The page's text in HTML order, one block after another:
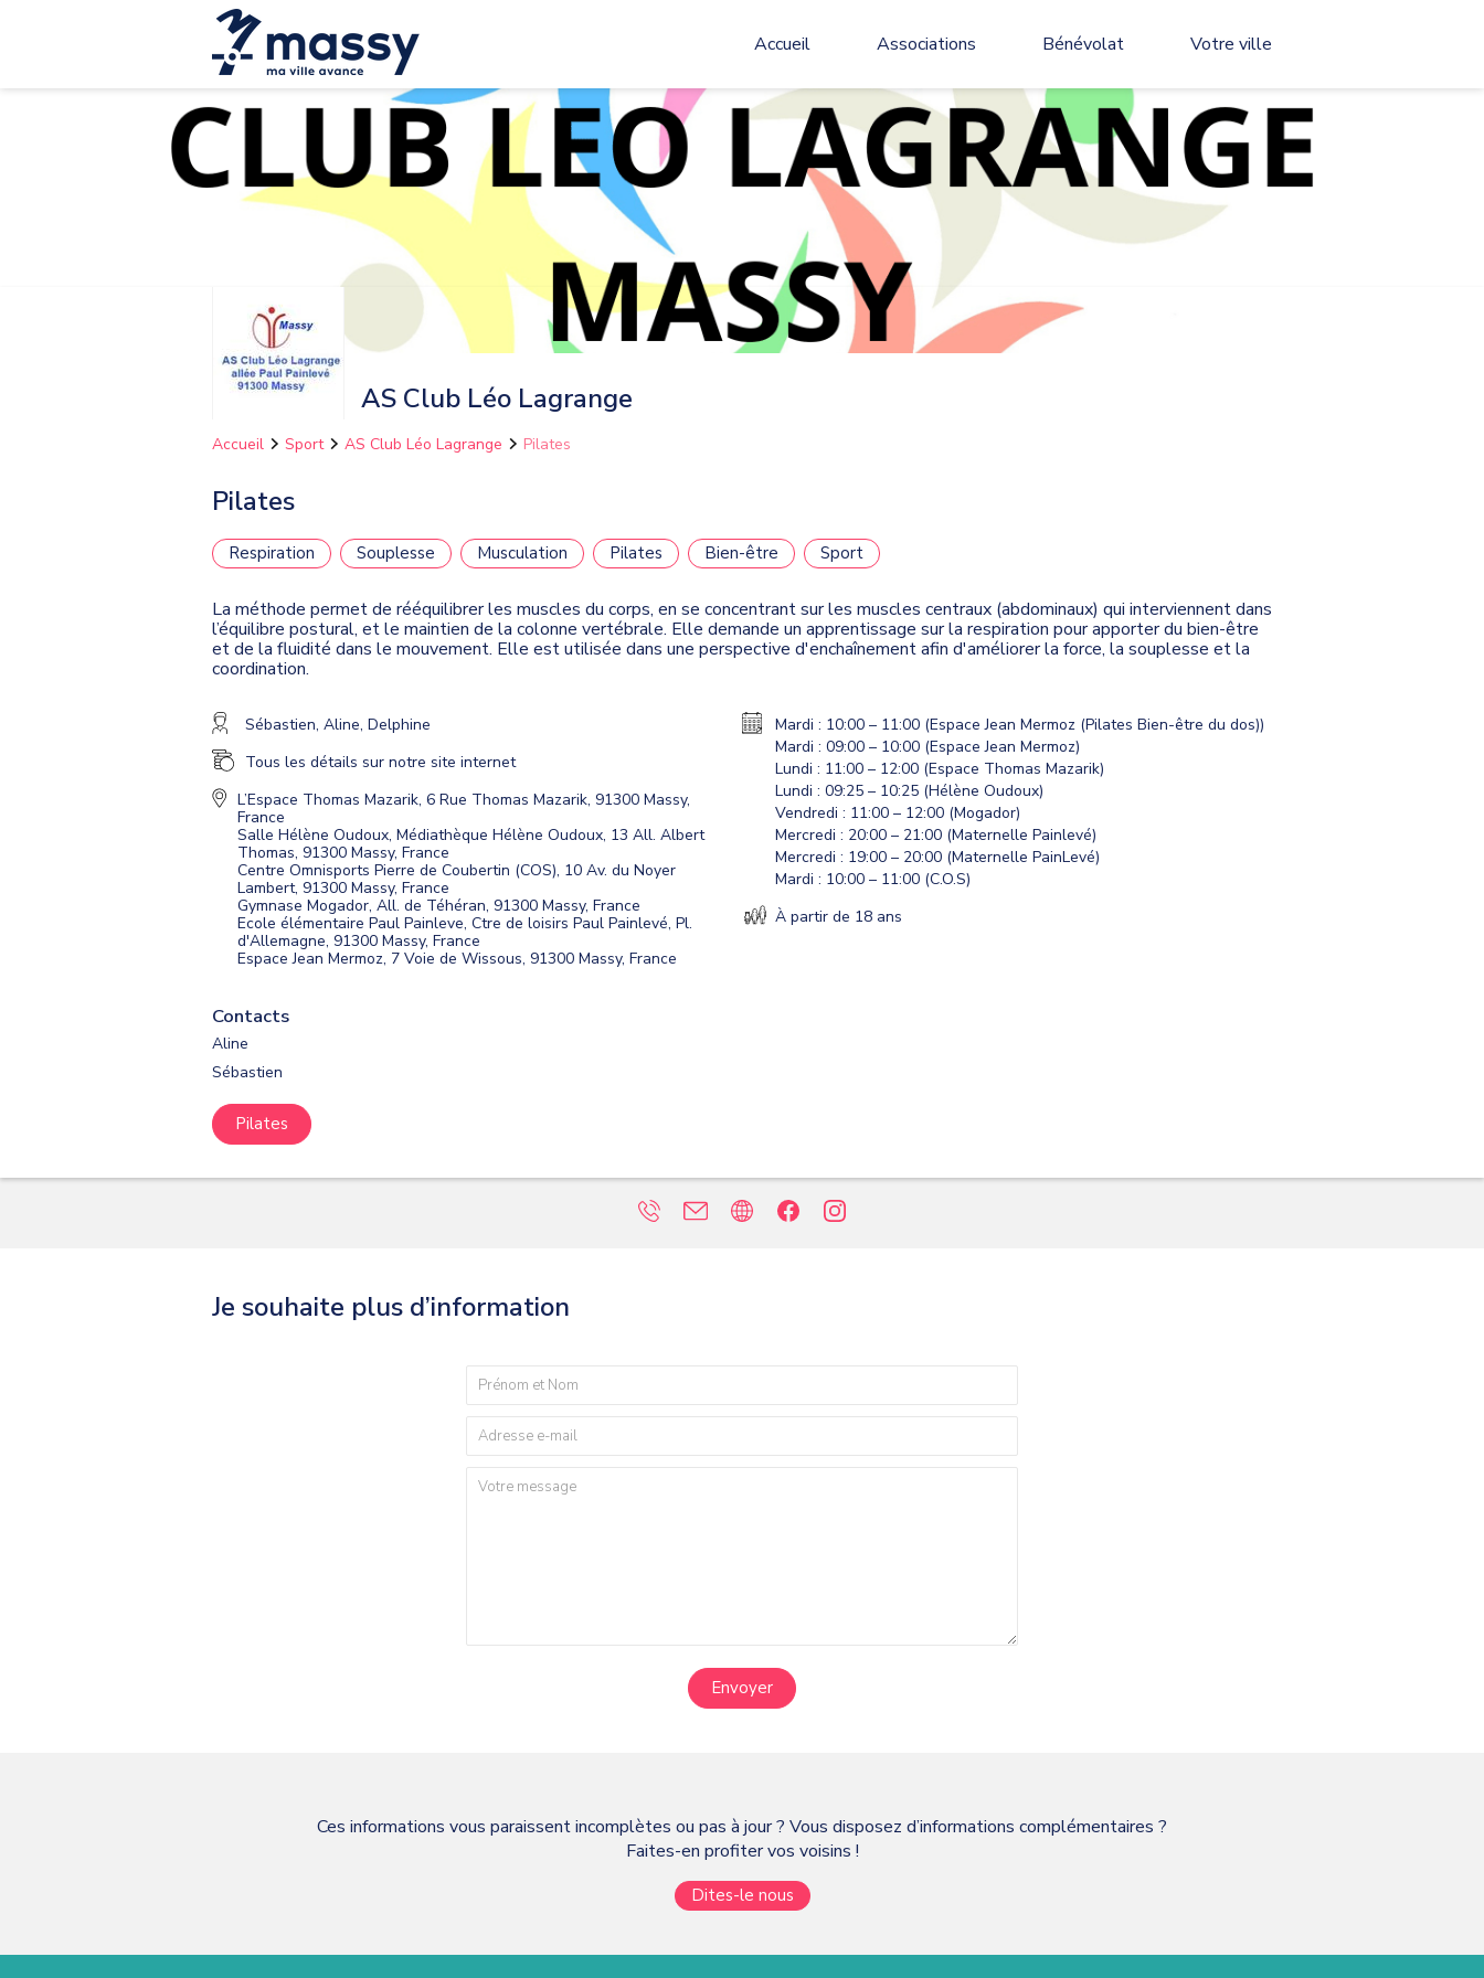
Accueil Associations Bénévolat Votre ville
AS Club Léo Lagrange
Accueil Sport AS Club Léo Lagrange Pilates
Pilates
Respiration Souplesse Musculation Pilates Bien-être Sport
La méthode permet de rééquilibrer les muscles du corps, en se concentrant sur les muscles centraux (abdominaux) qui interviennent dans
l’équilibre postural, et le maintien de la colonne vertébrale. Elle demande un apprentissage sur la respiration pour apporter du bien-être
et de la fluidité dans le mouvement. Elle est utilisée dans une perspective d'enchaînement afin d'améliorer la force, la souplesse et la
coordination.
Sébastien, Aline, Delphine
Tous les détails sur notre site internet
L’Espace Thomas Mazarik, 6 Rue Thomas Mazarik, 91300 Massy,
France
Salle Hélène Oudoux,Médiathèque Hélène Oudoux, 13 All. Albert
Thomas, 91300 Massy, France
Centre Omnisports Pierre de Coubertin (COS), 10 Av. du Noyer
Lambert, 91300 Massy, France
Gymnase Mogador, All. de Téhéran, 91300 Massy, France
Ecole élémentaire Paul Painleve, Ctre de loisirs Paul Painlevé, Pl.
d'Allemagne, 91300 Massy, France
Espace Jean Mermoz, 7 Voie de Wissous, 91300 Massy, France
Mardi : 10:00 – 11:00 (Espace Jean Mermoz (Pilates Bien-être du dos))
Mardi : 09:00 – 10:00 (Espace Jean Mermoz)
Lundi : 11:00 – 12:00 (Espace Thomas Mazarik)
Lundi : 09:25 – 10:25 (Hélène Oudoux)
Vendredi : 11:00 – 12:00 (Mogador)
Mercredi : 20:00 – 21:00 (Maternelle Painlevé)
Mercredi : 19:00 – 20:00 (Maternelle PainLevé)
Mardi : 10:00 – 11:00 (C.O.S)
À partir de 18 ans
Contacts
Aline
Sébastien
Pilates
Je souhaite plus d’information
Envoyer
Ces informations vous paraissent incomplètes ou pas à jour ? Vous disposez d’informations complémentaires ?
Faites-en profiter vos voisins !
Dites-le nous